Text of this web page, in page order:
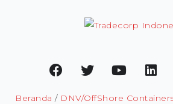
Beranda / DNV/OffShore